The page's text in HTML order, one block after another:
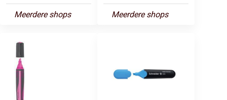
Meerdere shops Meerdere shops